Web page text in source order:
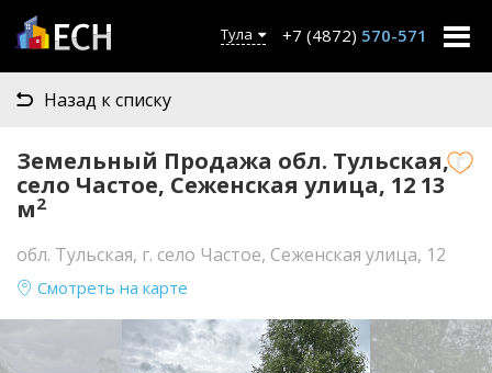
Тула +7 (4872) 570-571
Назад к списку
Земельный Продажа обл. Тульская, г.
село Частое, Сеженская улица, 12 13
м2
обл. Тульская, г. село Частое, Сеженская улица, 12
Смотреть на карте